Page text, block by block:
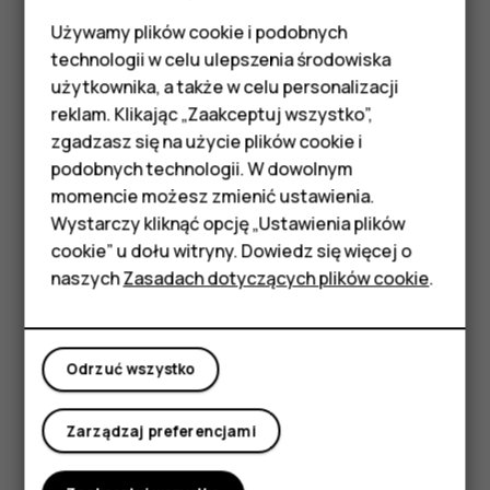
Smartfony
Telefony z funkcjami
podstawowymi
Akcesoria
HMD Terra M
Tablety
Moje konto
W przeglądarce Chrome
Dotknij pola obok paska adresu.
Dotknij odpowiedniej karty.
Zamykanie karty
W przeglądarce Chrome
Dotknij pola obok paska adresu.
DotknijXna karcie, którą chcesz zamknąć.
Przeszukuj sieć i sprawdzaj, co się dzieje na świecie,
korzystając z Google Search. Możesz wpisywać
wyszukiwane hasła za pomocą klawiatury.
W przeglądarce Chrome
Dotknij paska wyszukiwania.
Używamy plików cookie i podobnych
technologii w celu ulepszenia środowiska
użytkownika, a także w celu personalizacji
reklam. Klikając „Zaakceptuj wszystko”,
zgadzasz się na użycie plików cookie i
podobnych technologii. W dowolnym
momencie możesz zmienić ustawienia.
Wystarczy kliknąć opcję „Ustawienia plików
cookie” u dołu witryny. Dowiedz się więcej o
naszychZasadach dotyczących plików cookie.
Odrzuć wszystko
Zarządzaj preferencjami